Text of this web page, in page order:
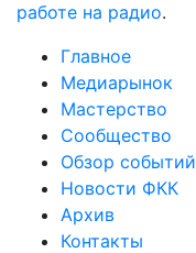
работе на радио.
Главное
Медиарынок
Мастерство
Сообщество
Обзор событий
Новости ФКК
Архив
Контакты